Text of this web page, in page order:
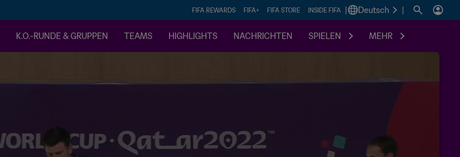
FIFA REWARDS FIFA+ FIFA STORE INSIDE FIFA Deutsch
K.O.-RUNDE & GRUPPEN TEAMS HIGHLIGHTS NACHRICHTEN SPIELEN MEHR